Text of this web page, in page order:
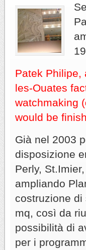
Patek Philipe,
les-Ouates
watchmaking
would be
Già nel 2003
disposizione
Perly,
ampliando
costruzione
mq, così da
possibilità di
per i